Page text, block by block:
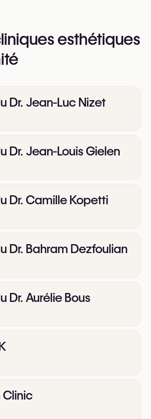
esthétiques
Dr. Jean-Luc Nizet
Dr. Jean-Louis Gielen
Dr. Camille Kopetti
Dr. Bahram Dezfoulian
Dr. Aurélie Bous
Clinic